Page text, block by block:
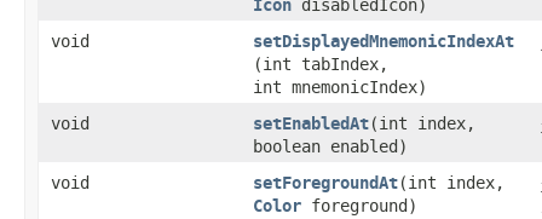
Icon disabledIcon)
void setDisplayedMnemonicIndexAt
(int tabIndex,
int mnemonicIndex)
void setEnabledAt​(int index,
boolean enabled)
void setForegroundAt​(int index,
Color foreground)